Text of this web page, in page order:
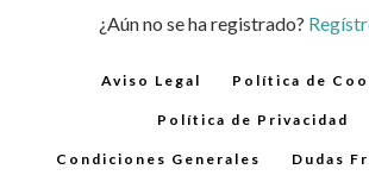
¿Aún no se ha registrado?
Aviso Legal Política de
Política de Privacidad
Condiciones Generales Dudas